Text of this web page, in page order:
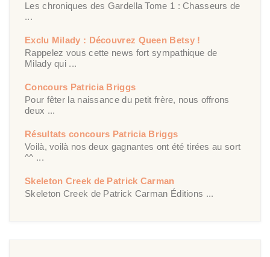
Les chroniques des Gardella Tome 1 : Chasseurs de
...
Exclu Milady : Découvrez Queen Betsy !
Rappelez vous cette news fort sympathique de
Milady qui ...
Concours Patricia Briggs
Pour fêter la naissance du petit frère, nous offrons
deux ...
Résultats concours Patricia Briggs
Voilà, voilà nos deux gagnantes ont été tirées au sort
^^ ...
Skeleton Creek de Patrick Carman
Skeleton Creek de Patrick Carman Éditions ...